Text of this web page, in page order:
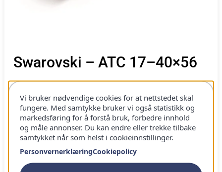
Swarovski – ATC 17–40×56
Rask i bruk. Flytt deg mellom punkt.
Stabil i rolig bruk. Vind merkes på høy zoom.
Presis med hansker. Småjusteringer sitter.
Fordeler og Å tenke på
Vi bruker nødvendige cookies for at nettstedet skal
fungere. Med samtykke bruker vi også statistikk og
markedsføring for å forstå bruk, forbedre innhold
og måle annonser. Du kan endre eller trekke tilbake
samtykket når som helst i cookieinnstillinger.
PersonvernerklæringCookiepolicy